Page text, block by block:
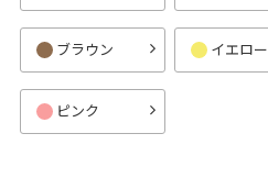
ブラウン イエロー
ピンク